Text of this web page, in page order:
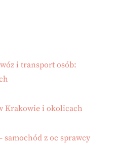
i transport osób:
Krakowie i okolicach
samochód z oc sprawcy